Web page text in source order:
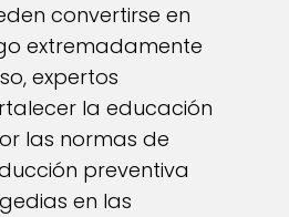
convertirse en
extremadamente
expertos
la educación
las normas de
preventiva
en las